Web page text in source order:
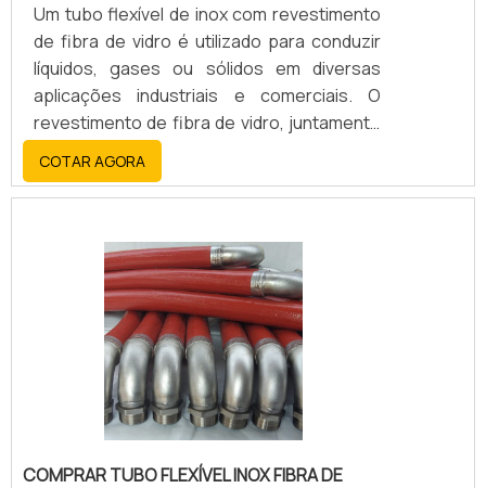
Um tubo flexível de inox com revestimento
de fibra de vidro é utilizado para conduzir
líquidos, gases ou sólidos em diversas
aplicações industriais e comerciais. O
revestimento de fibra de vidro, juntamente
com o aço inoxidável, oferece alta
resistência, durabilidade, flexibilidade e
resistência a altas temperaturas, corrosão
COTAR AGORA
COMPRAR TUBO FLEXÍVEL INOX FIBRA DE